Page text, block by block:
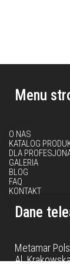
Menu
O NAS
KATALOG
DLA
GALERIA
BLOG
FAQ
KONTAKT
Dane
Metamar
Al.